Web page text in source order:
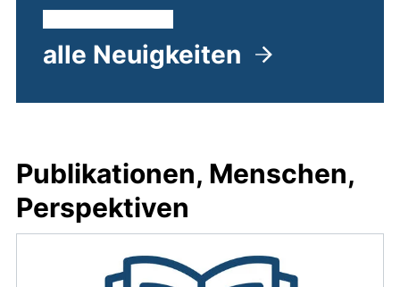
alle Neuigkeiten
Publikationen, Menschen,
Perspektiven